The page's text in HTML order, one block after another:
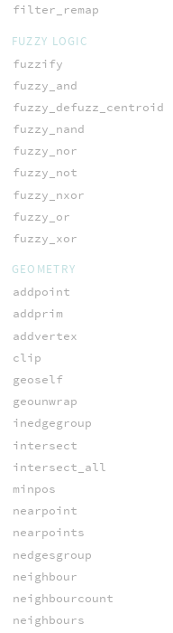
filter_remap
FUZZY LOGIC
fuzzify
fuzzy_and
fuzzy_defuzz_centroid
fuzzy_nand
fuzzy_nor
fuzzy_not
fuzzy_nxor
fuzzy_or
fuzzy_xor
GEOMETRY
addpoint
addprim
addvertex
clip
geoself
geounwrap
inedgegroup
intersect
intersect_all
minpos
nearpoint
nearpoints
nedgesgroup
neighbour
neighbourcount
neighbours